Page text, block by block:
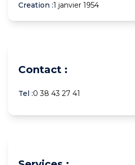
Creation :1 janvier 1954
Contact :
Tel :0 38 43 27 41